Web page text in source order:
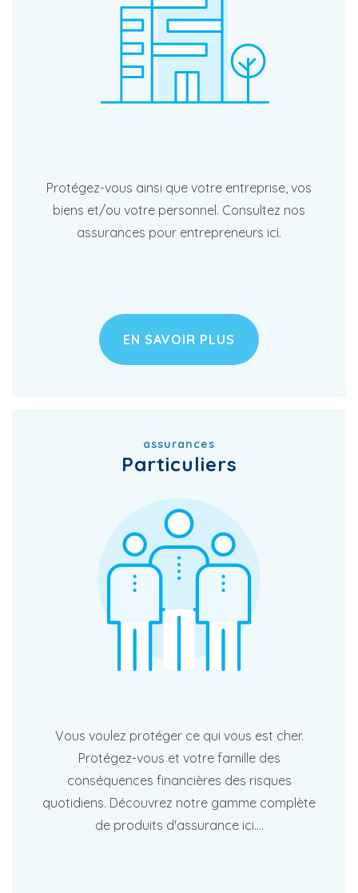
Protégez-vous ainsi que votre entreprise, vos
biens et/ou votre personnel. Consultez nos
assurances pour entrepreneurs ici.
EN SAVOIR PLUS
assurances
Particuliers
Vous voulez protéger ce qui vous est cher.
Protégez-vous et votre famille des
conséquences financières des risques
quotidiens. Découvrez notre gamme complète
de produits d'assurance ici....